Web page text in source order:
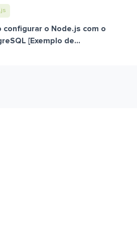
configurar o Node.js com o
[Exemplo de...